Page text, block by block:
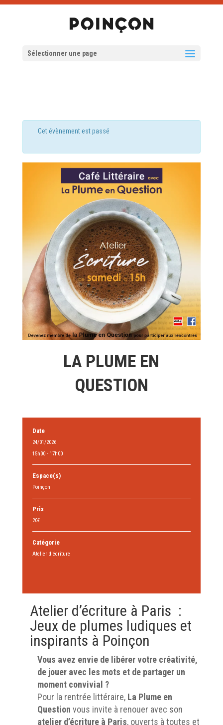
Sélectionner une page
Cet évènement est passé
LA PLUME EN
QUESTION
Date
24/01/2026
15h00 - 17h00
Espace(s)
Poinçon
Prix
20€
Catégorie
Atelier d'écriture
Atelier d’écriture à Paris :
Jeux de plumes ludiques et
inspirants à Poinçon
Vous avez envie de libérer votre créativité,
de jouer avec les mots et de partager un
moment convivial ?
Pour la rentrée littéraire, La Plume en
Question vous invite à renouer avec son
atelier d’écriture à Paris, ouverts à toutes et